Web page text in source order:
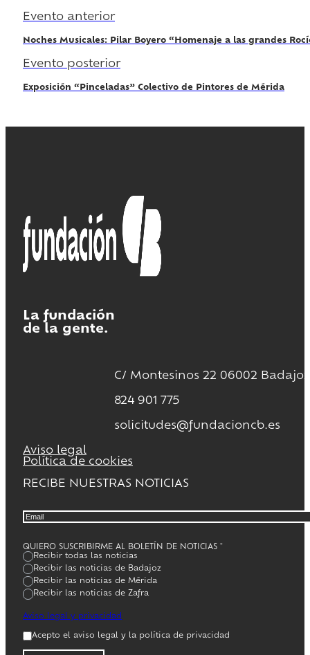
Evento anterior
Noches Musicales: Pilar Boyero “Homenaje a las grandes
Evento posterior
Exposición “Pinceladas” Colectivo de Pintores de Mérida
La fundación
de la gente.
C/ Montesinos 22 06002 Badajoz
824 901 775
solicitudes@fundacioncb.es
Aviso legal
Política de cookies
RECIBE NUESTRAS NOTICIAS
QUIERO SUSCRIBIRME AL BOLETÍN DE NOTICIAS *
Recibir todas las noticias
Recibir las noticias de Badajoz
Recibir las noticias de Mérida
Recibir las noticias de Zafra
Aviso legal y privacidad
Acepto el aviso legal y la política de privacidad